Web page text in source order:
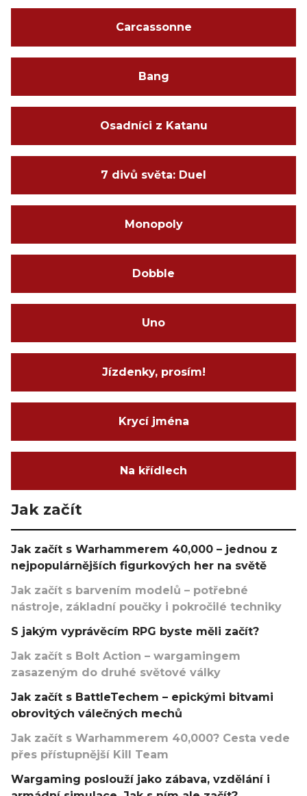
Carcassonne
Bang
Osadníci z Katanu
7 divů světa: Duel
Monopoly
Dobble
Uno
Jízdenky, prosím!
Krycí jména
Na křídlech
Jak začít
Jak začít s Warhammerem 40,000 – jednou z
nejpopulárnějších figurkových her na světě
Jak začít s barvením modelů – potřebné
nástroje, základní poučky i pokročilé techniky
S jakým vyprávěcím RPG byste měli začít?
Jak začít s Bolt Action – wargamingem
zasazeným do druhé světové války
Jak začít s BattleTechem – epickými bitvami
obrovitých válečných mechů
Jak začít s Warhammerem 40,000? Cesta vede
přes přístupnější Kill Team
Wargaming poslouží jako zábava, vzdělání i